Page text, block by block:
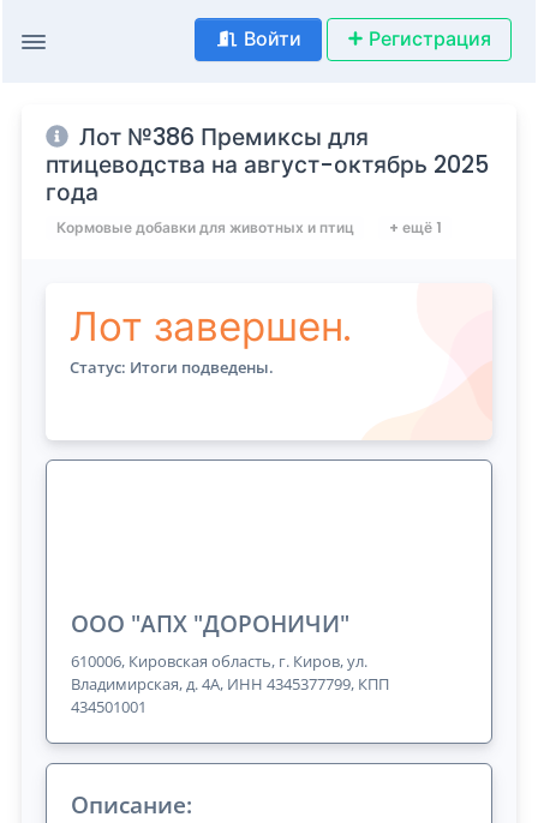
Войти Регистрация
Лот №386 Премиксы для
птицеводства на август-октябрь 2025
года
Кормовые добавки для животных и птиц + ещё 1
Лот завершен.
Статус: Итоги подведены.
ООО "АПХ "ДОРОНИЧИ"
610006, Кировская область, г. Киров, ул.
Владимирская, д. 4А, ИНН 4345377799, КПП
434501001
Описание: